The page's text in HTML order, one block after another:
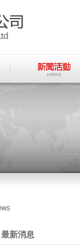
最新消息